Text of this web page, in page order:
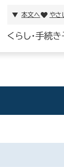
本文へ やさ
くらし・手続き